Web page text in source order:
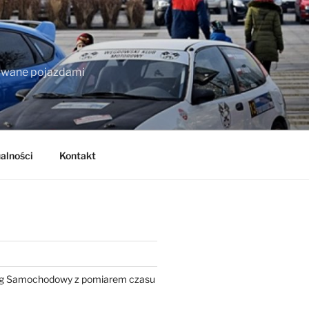
pojazdami
Kontakt
Samochodowy z pomiarem czasu